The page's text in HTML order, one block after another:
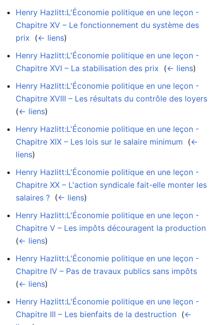
Henry Hazlitt:L'Économie politique en une leçon -
Chapitre XV – Le fonctionnement du système des
prix (← liens)
Henry Hazlitt:L'Économie politique en une leçon -
Chapitre XVI – La stabilisation des prix (← liens)
Henry Hazlitt:L'Économie politique en une leçon -
Chapitre XVIII – Les résultats du contrôle des loyers
(← liens)
Henry Hazlitt:L'Économie politique en une leçon -
Chapitre XIX – Les lois sur le salaire minimum (←
liens)
Henry Hazlitt:L'Économie politique en une leçon -
Chapitre XX – L'action syndicale fait-elle monter les
salaires ? (← liens)
Henry Hazlitt:L'Économie politique en une leçon -
Chapitre V – Les impôts découragent la production
(← liens)
Henry Hazlitt:L'Économie politique en une leçon -
Chapitre IV – Pas de travaux publics sans impôts
(← liens)
Henry Hazlitt:L'Économie politique en une leçon -
Chapitre III – Les bienfaits de la destruction (←